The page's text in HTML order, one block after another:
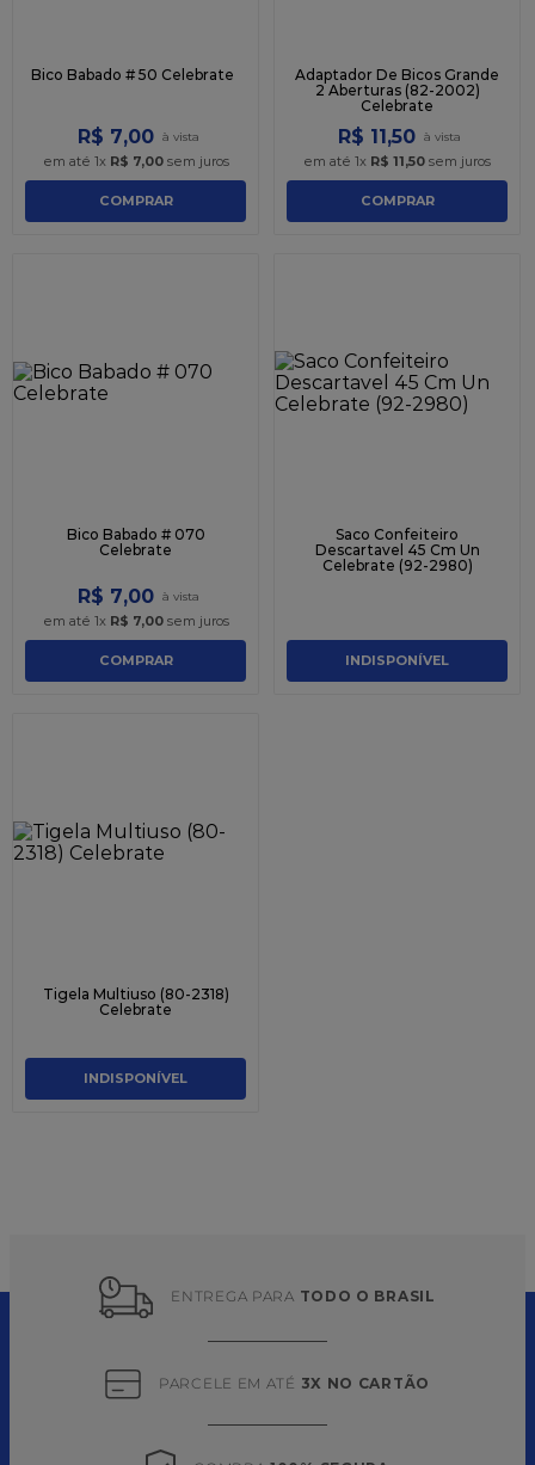
Bico Babado # 50 Celebrate
R$ 7,00
em até 1x R$ 7,00sem juros
COMPRAR
Adaptador De Bicos Grande
2 Aberturas (82-2002)
Celebrate
R$ 11,50
em até 1x R$ 11,50 sem juros
COMPRAR
Bico Babado # 070
Celebrate
R$ 7,00
em até 1x R$ 7,00sem juros
COMPRAR
Saco Confeiteiro
Descartavel 45 Cm Un
Celebrate (92-2980)
INDISPONÍVEL
Tigela Multiuso (80-2318)
Celebrate
INDISPONÍVEL
ENTREGA PARA TODO O BRASIL
PARCELE EM ATÉ 3X NO CARTÃO